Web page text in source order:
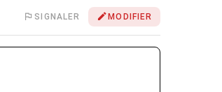
SIGNALER MODIFIER